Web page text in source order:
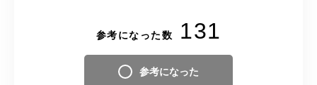
参考になった数 131
参考になった